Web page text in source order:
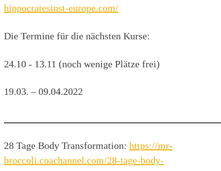
hippocratesinst-europe.com/
Die Termine für die nächsten Kurse:
24.10 - 13.11 (noch wenige Plätze frei)
19.03. – 09.04.2022
28 Tage Body Transformation: https://mr-
broccoli.coachannel.com/28-tage-body-